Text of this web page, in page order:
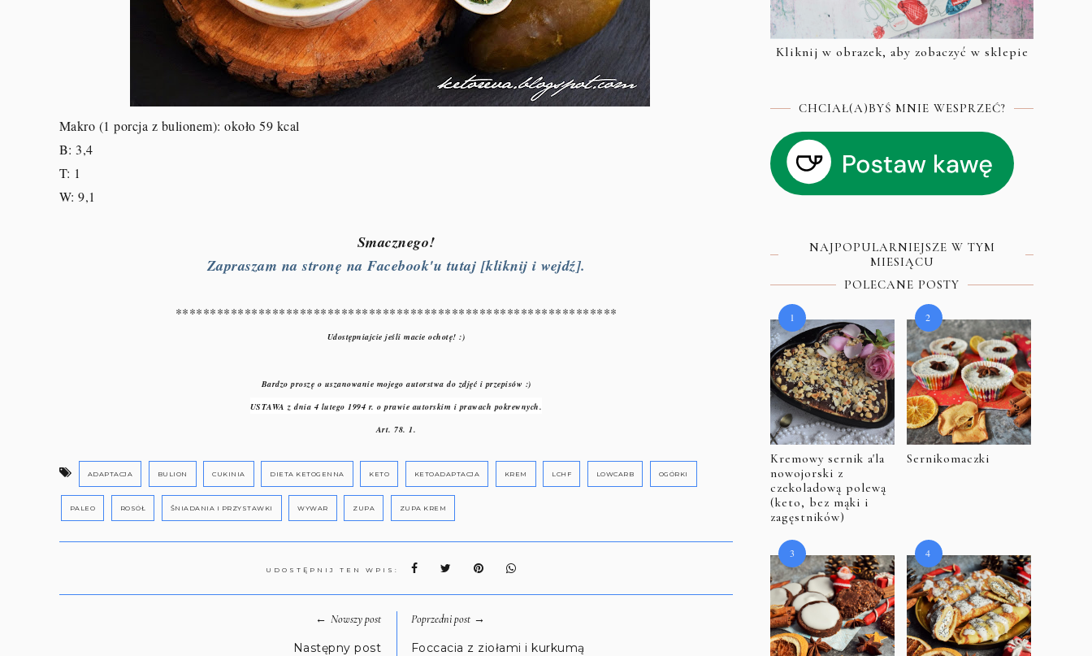
Makro (1 porcja z bulionem): około 59 kcal
B: 3,4
T: 1
W: 9,1
Smacznego!
Zapraszam na stronę na Facebook'u tutaj [kliknij i wejdź].
****************************************************************
Udostępniajcie jeśli macie ochotę! :)
Bardzo proszę o uszanowanie mojego autorstwa do zdjęć i przepisów :)
USTAWA z dnia 4 lutego 1994 r. o prawie autorskim i prawach pokrewnych.
Art. 78. 1.
ADAPTACJA BULION CUKINIA DIETA KETOGENNA KETO KETOADAPTACJA KREM LCHF LOWCARB OGÓRKI
PALEO ROSÓŁ ŚNIADANIA I PRZYSTAWKI WYWAR ZUPA ZUPA KREM
UDOSTĘPNIJ TEN WPIS:
←Nowszy post
Następny post
Poprzedni post→
Foccacia z ziołami i kurkumą
Kliknij w obrazek, aby zobaczyć w sklepie
CHCIAŁ(A)BYŚ MNIE WESPRZEĆ?
NAJPOPULARNIEJSZE W TYM
MIESIĄCU
POLECANE POSTY
Kremowy sernik a'la
nowojorski z
czekoladową polewą
(keto, bez mąki i
zagęstników)
Sernikomaczki